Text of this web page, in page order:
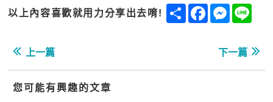
以上內容喜歡就用力分享出去唷! ShareFacebook
上一篇 下一篇
您可能有興趣的文章